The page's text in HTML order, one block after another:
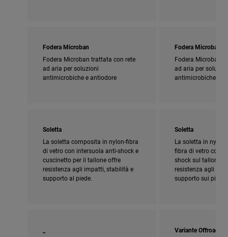
Fodera Microban
Fodera Microban trattata con rete
ad aria per soluzioni
antimicrobiche e antiodore
Fodera Microban
Fodera Microban
ad aria per
antimicrobiche e
Soletta
La soletta composita in nylon-fibra
di vetro con intersuola anti-shock e
cuscinetto per il tallone offre
resistenza agli impatti, stabilità e
supporto al piede.
Soletta
La soletta in nylon
fibra di vetro con
shock sul tallone
resistenza agli
supporto sui pioli.
Variante Offroad